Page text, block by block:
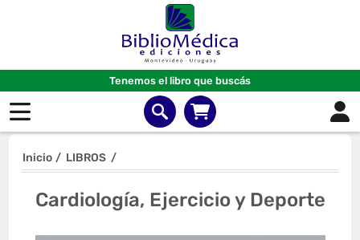
Tenemos el libro que buscás
Inicio / LIBROS /
Cardiología, Ejercicio y Deporte